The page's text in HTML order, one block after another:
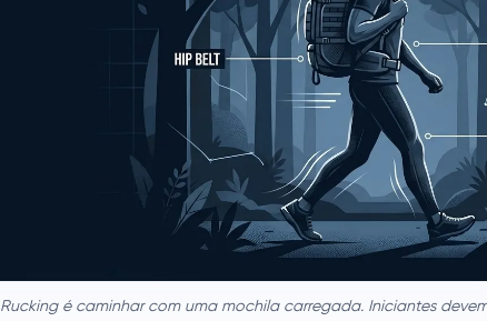
Rucking é caminhar com uma mochila carregada. Iniciantes